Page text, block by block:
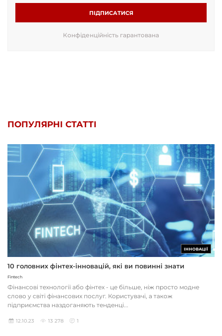
ПІДПИСАТИСЯ
Конфіденційність гарантована
ПОПУЛЯРНІ СТАТТІ
ІННОВАЦІЇ
10 головних фінтех-інновацій, які ви повинні знати
Fintech
Фінансові технології або фінтех - це більше, ніж просто модне
слово у світі фінансових послуг. Користувачі, а також
підприємства наздоганяють тенденці...
12.10.23 13 278 1